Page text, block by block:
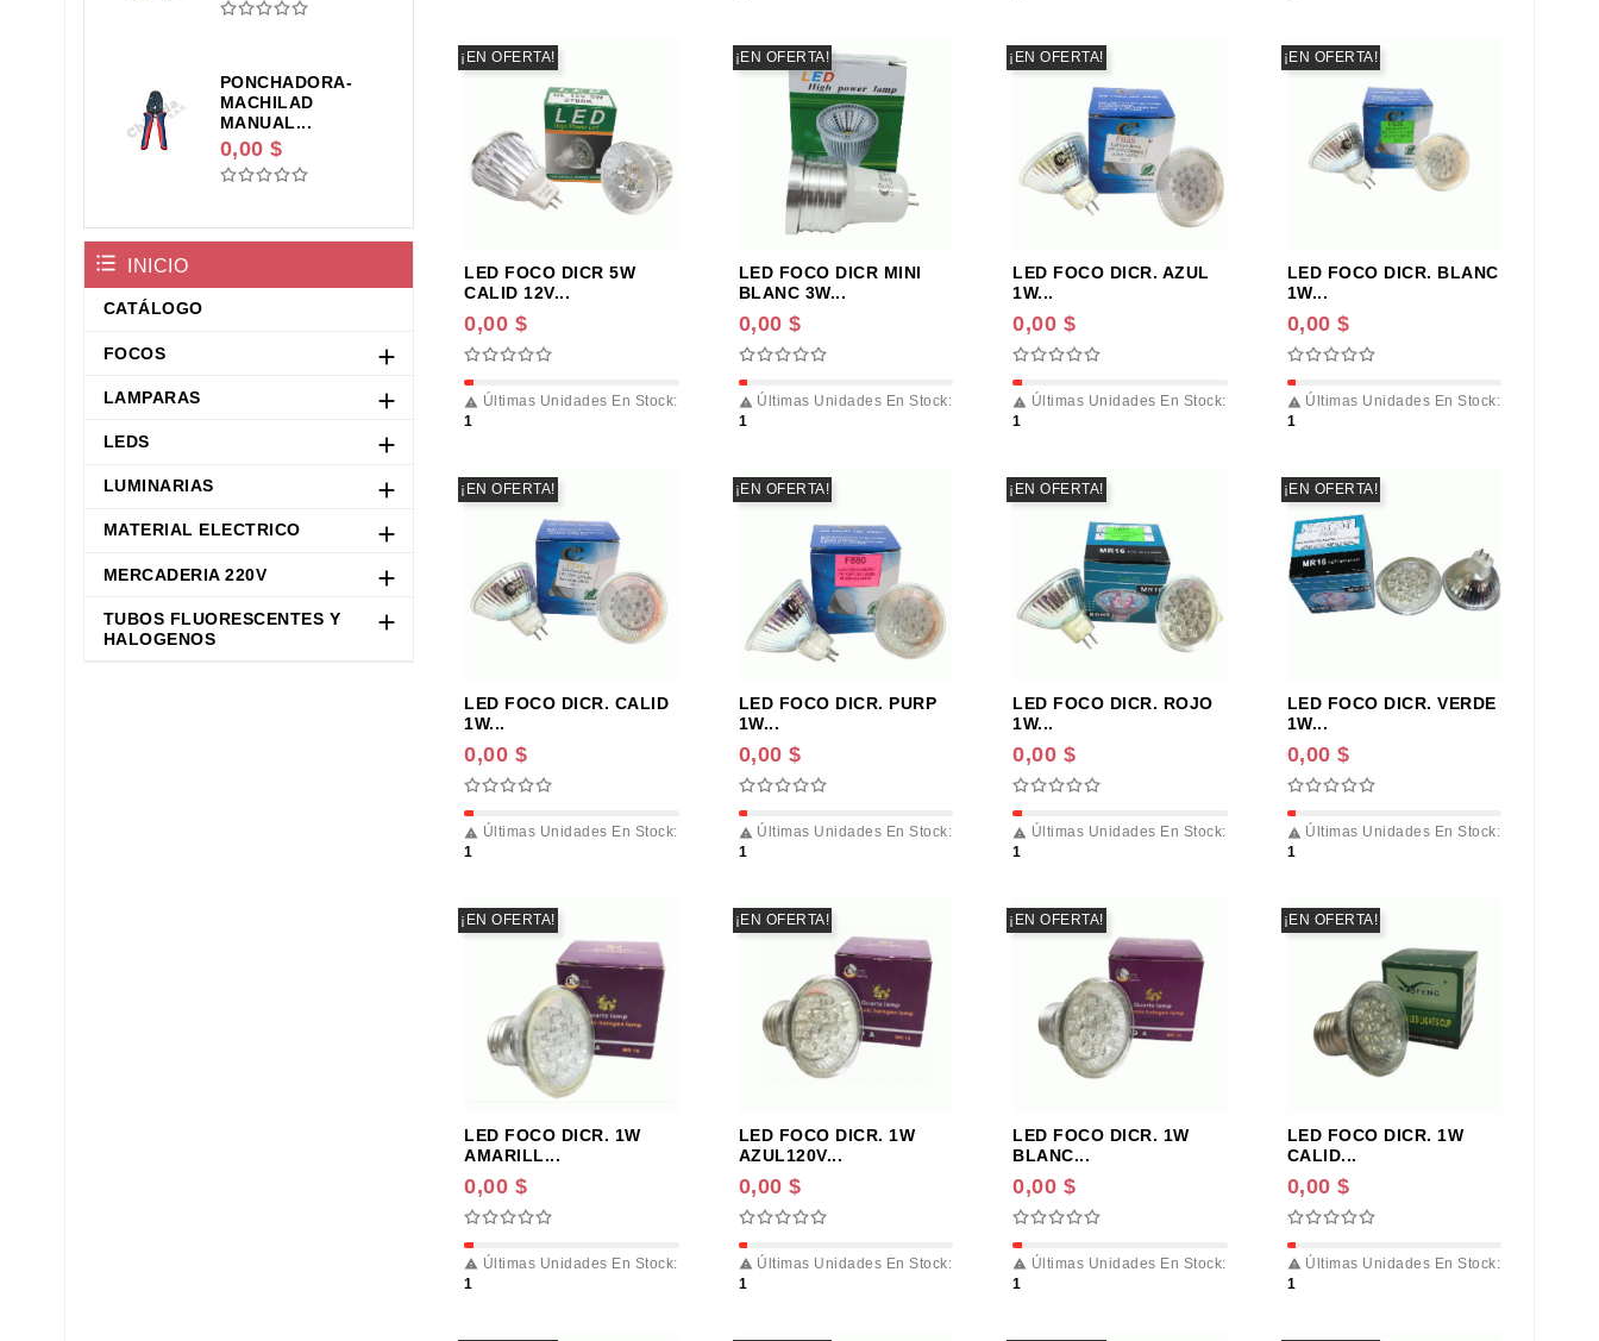
PONCHADORA-
MACHILAD
MANUAL...
0,00 $
INICIO
CATÁLOGO
FOCOS 
LAMPARAS 
LEDS 
LUMINARIAS 
MATERIAL ELECTRICO 
MERCADERIA 220V 
TUBOS FLUORESCENTES Y
HALOGENOS

¡EN OFERTA!
LED FOCO DICR 5W
CALID 12V...
0,00 $
 Últimas Unidades En Stock:
1
¡EN OFERTA!
LED FOCO DICR MINI
BLANC 3W...
0,00 $
 Últimas Unidades En Stock:
1
¡EN OFERTA!
LED FOCO DICR. AZUL
1W...
0,00 $
 Últimas Unidades En Stock:
1
¡EN OFERTA!
LED FOCO DICR. BLANC
1W...
0,00 $
 Últimas Unidades En Stock:
1
¡EN OFERTA!
LED FOCO DICR. CALID
1W...
0,00 $
 Últimas Unidades En Stock:
1
¡EN OFERTA!
LED FOCO DICR. PURP
1W...
0,00 $
 Últimas Unidades En Stock:
1
¡EN OFERTA!
LED FOCO DICR. ROJO
1W...
0,00 $
 Últimas Unidades En Stock:
1
¡EN OFERTA!
LED FOCO DICR. VERDE
1W...
0,00 $
 Últimas Unidades En Stock:
1
¡EN OFERTA!
LED FOCO DICR. 1W
AMARILL...
0,00 $
 Últimas Unidades En Stock:
1
¡EN OFERTA!
LED FOCO DICR. 1W
AZUL120V...
0,00 $
 Últimas Unidades En Stock:
1
¡EN OFERTA!
LED FOCO DICR. 1W
BLANC...
0,00 $
 Últimas Unidades En Stock:
1
¡EN OFERTA!
LED FOCO DICR. 1W
CALID...
0,00 $
 Últimas Unidades En Stock:
1